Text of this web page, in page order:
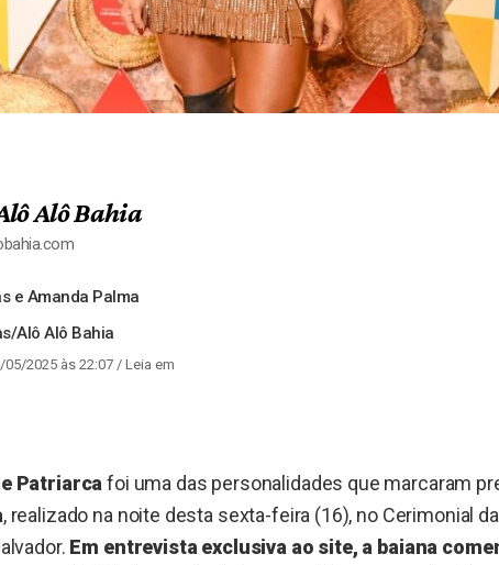
Alô Bahia
e Amanda Palma
Alô Alô Bahia
2025 às 22:07/ Leia em
Patriarca foi uma das personalidades que marcaram
, realizado na noite desta sexta-feira (16), no Cerimonial
Em entrevista exclusiva ao site, a baiana